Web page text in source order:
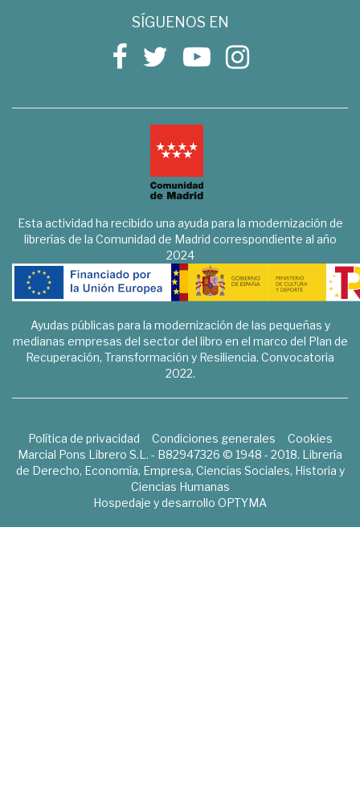
SÍGUENOS EN
Esta actividad ha recibido una ayuda para la modernización de
librerías de la Comunidad de Madrid correspondiente al año
2024
Ayudas públicas para la modernización de las pequeñas y
medianas empresas del sector del libro en el marco del Plan de
Recuperación, Transformación y Resiliencia. Convocatoria
2022.
Política de privacidad Condiciones generales
Cookies
Marcial Pons Librero S.L. - B82947326 © 1948 - 2018. Librería
de Derecho, Economía, Empresa, Ciencias Sociales, Historia y
Ciencias Humanas
Hospedaje y desarrollo OPTYMA